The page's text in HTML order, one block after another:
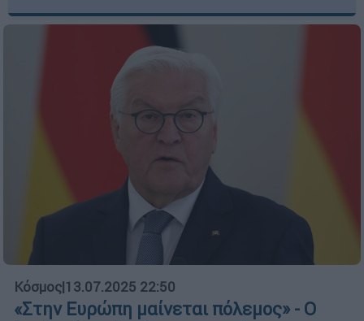
Κόσμος|13.07.2025 22:50
«Στην Ευρώπη μαίνεται πόλεμος» - Ο